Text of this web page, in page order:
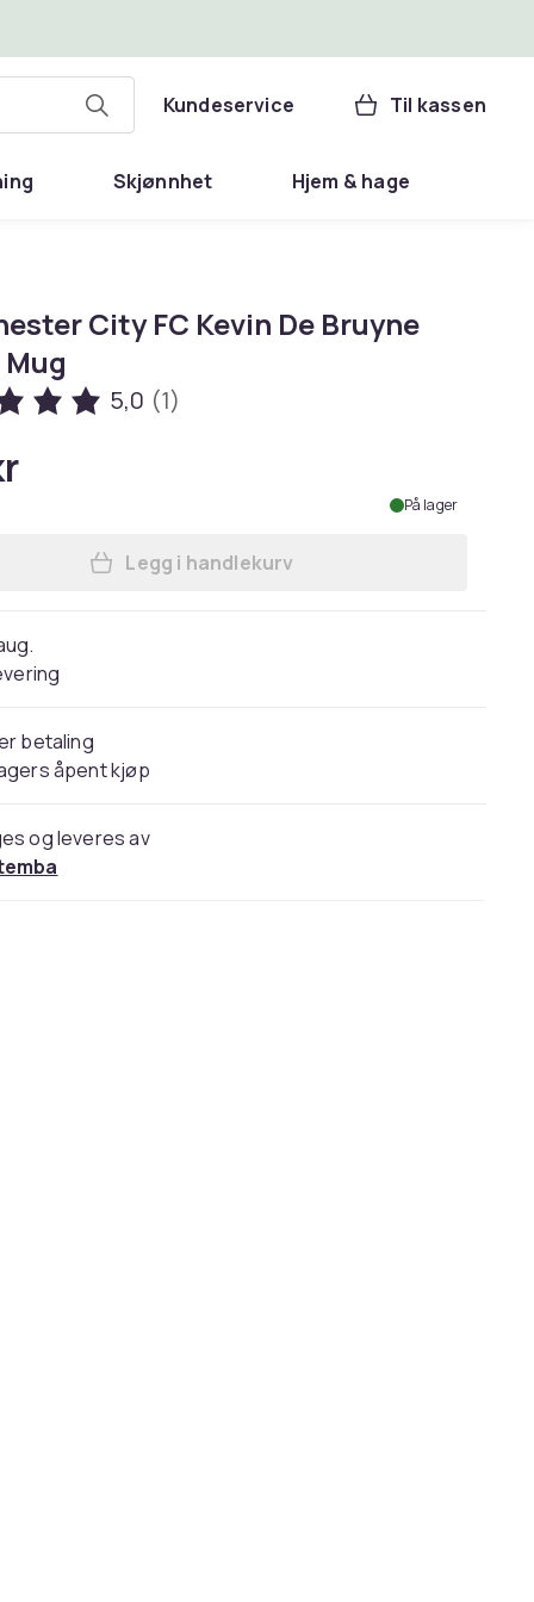
Kundeservice Til kassen
Skjønnhet Hjem & hage
City FC Kevin De Bruyne
5,0 (1)
På lager
Legg Manchester City FC Kevin De
Legg i handlekurv
betaling
åpent kjøp
og leveres av